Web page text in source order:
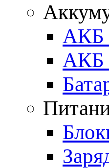
АКБ
АКБ